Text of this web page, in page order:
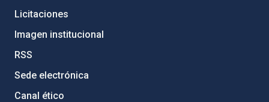
Licitaciones
Imagen institucional
RSS
Sede electrónica
Canal ético